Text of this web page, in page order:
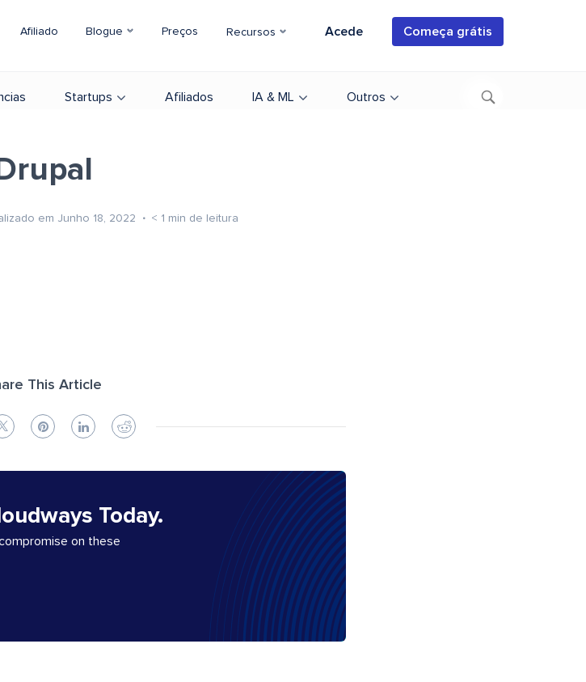
Afiliado Blogue Preços Recursos Acede Começa grátis
Startups Afiliados IA & ML Outros
Drupal
em Junho 18, 2022 < 1 min de leitura
This Article
Today.
on these